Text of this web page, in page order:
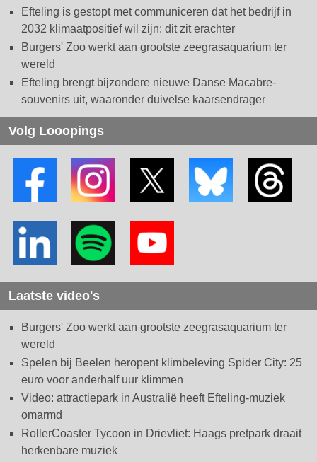
Efteling is gestopt met communiceren dat het bedrijf in
2032 klimaatpositief wil zijn: dit zit erachter
Burgers' Zoo werkt aan grootste zeegrasaquarium ter
wereld
Efteling brengt bijzondere nieuwe Danse Macabre-
souvenirs uit, waaronder duivelse kaarsendrager
Volg Looopings
Laatste video's
Burgers' Zoo werkt aan grootste zeegrasaquarium ter
wereld
Spelen bij Beelen heropent klimbeleving Spider City: 25
euro voor anderhalf uur klimmen
Video: attractiepark in Australië heeft Efteling-muziek
omarmd
RollerCoaster Tycoon in Drievliet: Haags pretpark draait
herkenbare muziek